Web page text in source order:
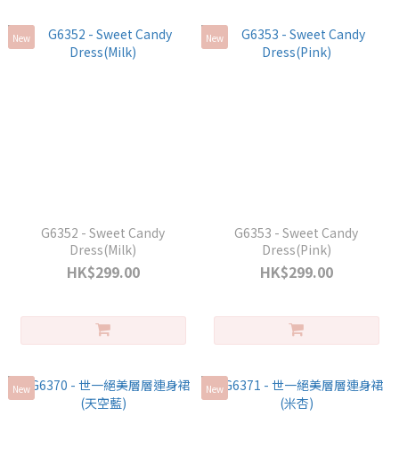
New
G6352 - Sweet Candy
Dress(Milk)
HK$299.00
New
G6353 - Sweet Candy
Dress(Pink)
HK$299.00
New New